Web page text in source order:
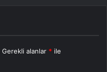
Gerekli alanlar * ile